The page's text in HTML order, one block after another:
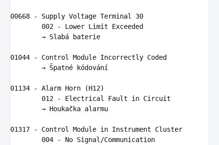
00668 - Supply Voltage Terminal
30
002
- Lower Limit
Exceeded
        →
Slabá baterie
01044 - Control Module Incorrectly Coded
        → Š
patné kódování
01134 - Alarm Horn (H12)
012
- Electrical Fault in Circuit
        →
Houkačka alarmu
01317 - Control Module in Instrument
Cluster
004
- No Signal /Communication